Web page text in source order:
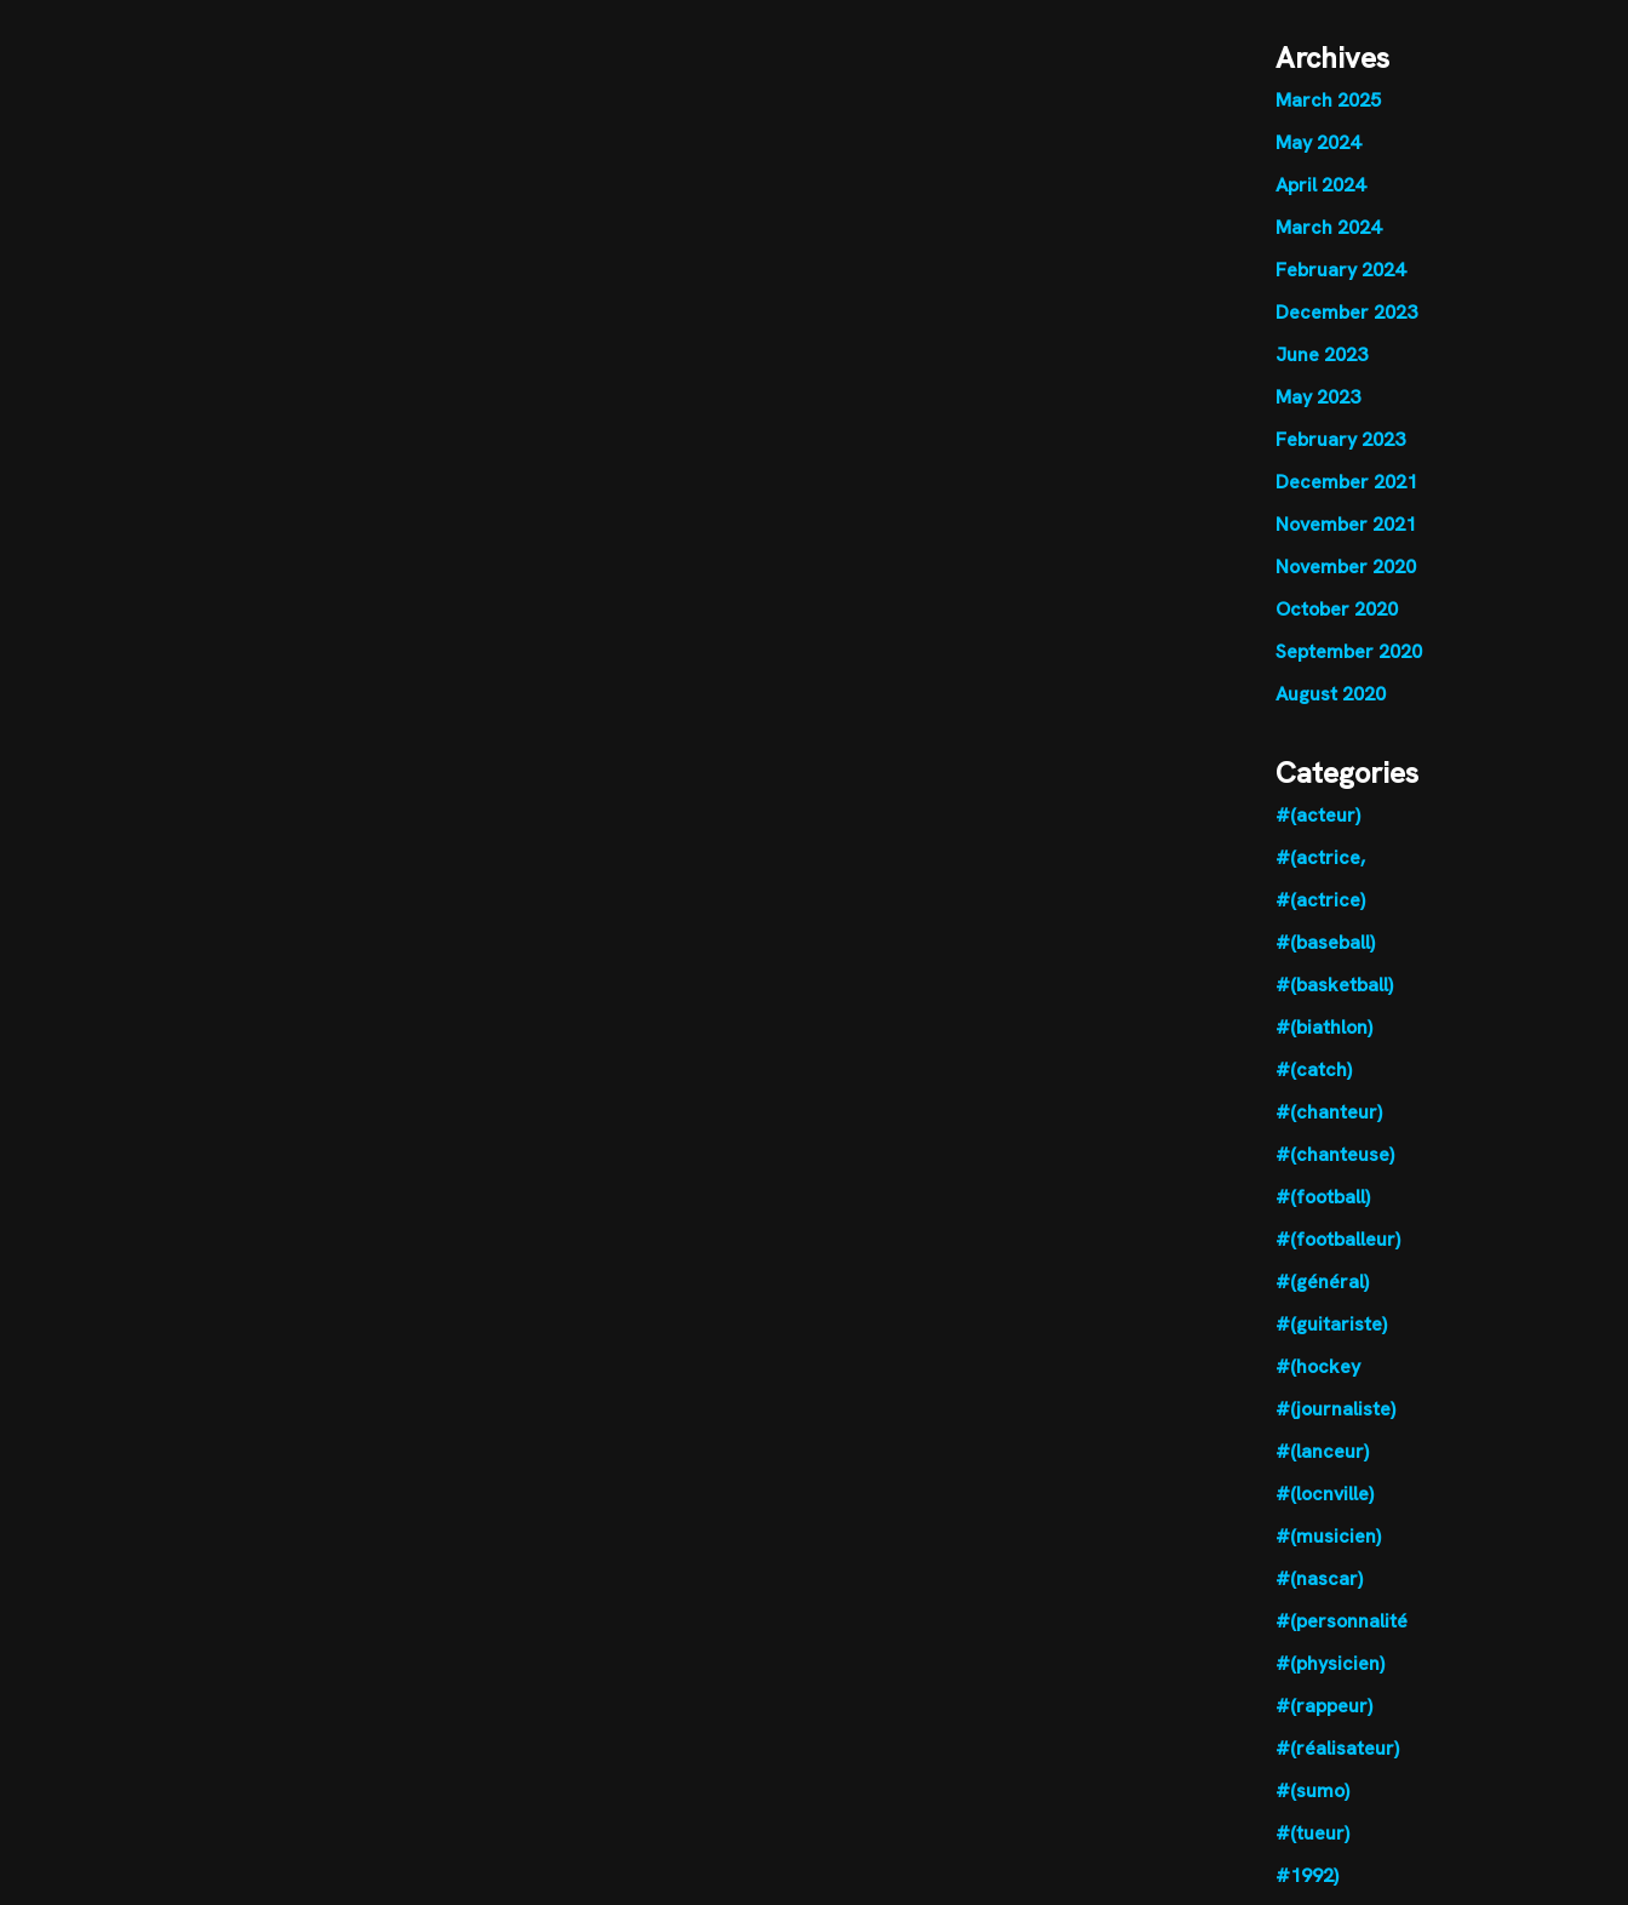
Archives
March 2025
May 2024
April 2024
March 2024
February 2024
December 2023
June 2023
May 2023
February 2023
December 2021
November 2021
November 2020
October 2020
September 2020
August 2020
Categories
#(acteur)
#(actrice,
#(actrice)
#(baseball)
#(basketball)
#(biathlon)
#(catch)
#(chanteur)
#(chanteuse)
#(football)
#(footballeur)
#(général)
#(guitariste)
#(hockey
#(journaliste)
#(lanceur)
#(locnville)
#(musicien)
#(nascar)
#(personnalité
#(physicien)
#(rappeur)
#(réalisateur)
#(sumo)
#(tueur)
#1992)